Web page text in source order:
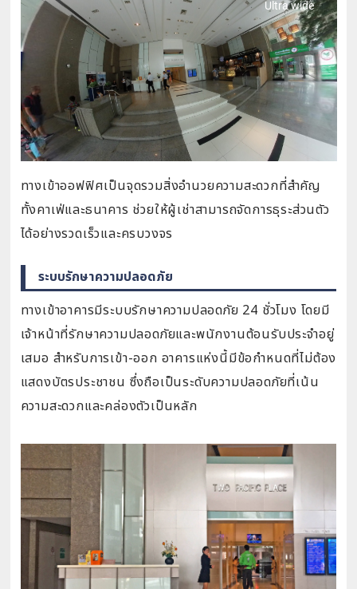
ทางเข้าออฟฟิศเป็นจุดรวมสิ่งอำนวยความสะดวกที่สำคัญ
ทั้งคาเฟ่และธนาคาร ช่วยให้ผู้เช่าสามารถจัดการธุระส่วนตัว
ได้อย่างรวดเร็วและครบวงจร
ระบบรักษาความปลอดภัย
ทางเข้าอาคารมีระบบรักษาความปลอดภัย 24 ชั่วโมง โดยมี
เจ้าหน้าที่รักษาความปลอดภัยและพนักงานต้อนรับประจำอยู่
เสมอ สำหรับการเข้า-ออก อาคารแห่งนี้มีข้อกำหนดที่ไม่ต้อง
แสดงบัตรประชาชน ซึ่งถือเป็นระดับความปลอดภัยที่เน้น
ความสะดวกและคล่องตัวเป็นหลัก